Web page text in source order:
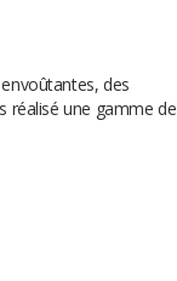
des
réalisé une gamme de